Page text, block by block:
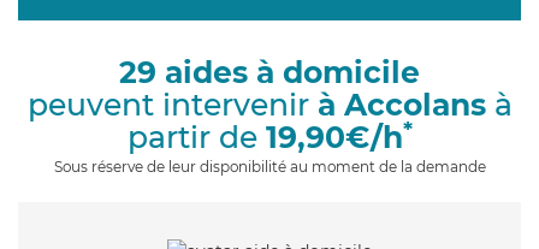
g
i
29 aides à domicile
peuvent intervenir à Accolansà
partir de 19,90€/h*
Sous réserve de leur disponibilité au moment de la demande